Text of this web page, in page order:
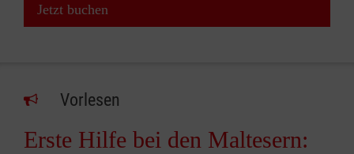
Jetzt buchen
Vorlesen
Erste Hilfe bei den Maltesern: